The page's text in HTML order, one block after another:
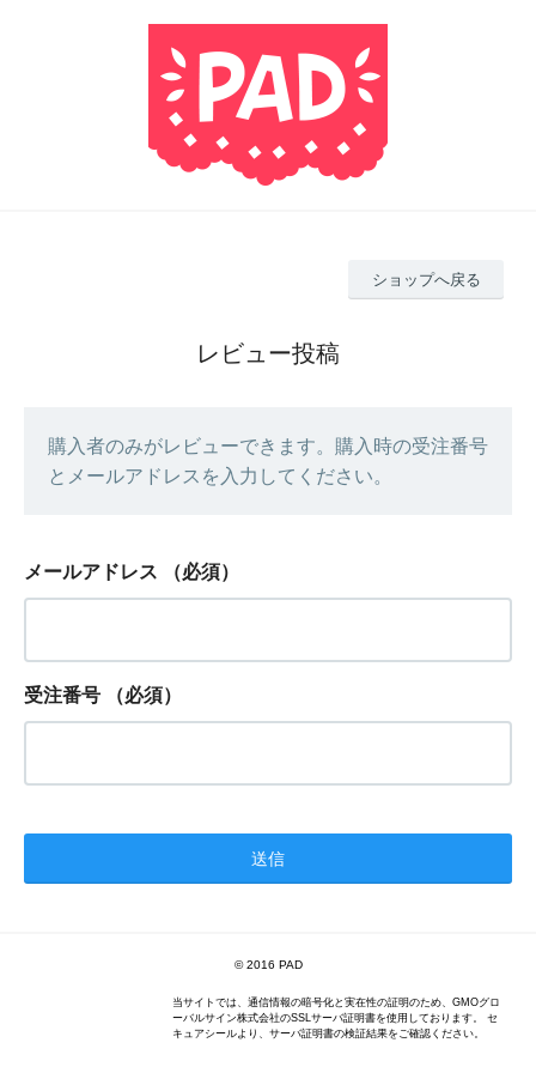
ショップへ戻る
レビュー投稿
購入者のみがレビューできます。購入時の受注番号
とメールアドレスを入力してください。
メールアドレス （必須）
受注番号 （必須）
© 2016 PAD
当サイトでは、通信情報の暗号化と実在性の証明のため、GMOグロ
ーバルサイン株式会社のSSLサーバ証明書を使用しております。 セ
キュアシールより、サーバ証明書の検証結果をご確認ください。